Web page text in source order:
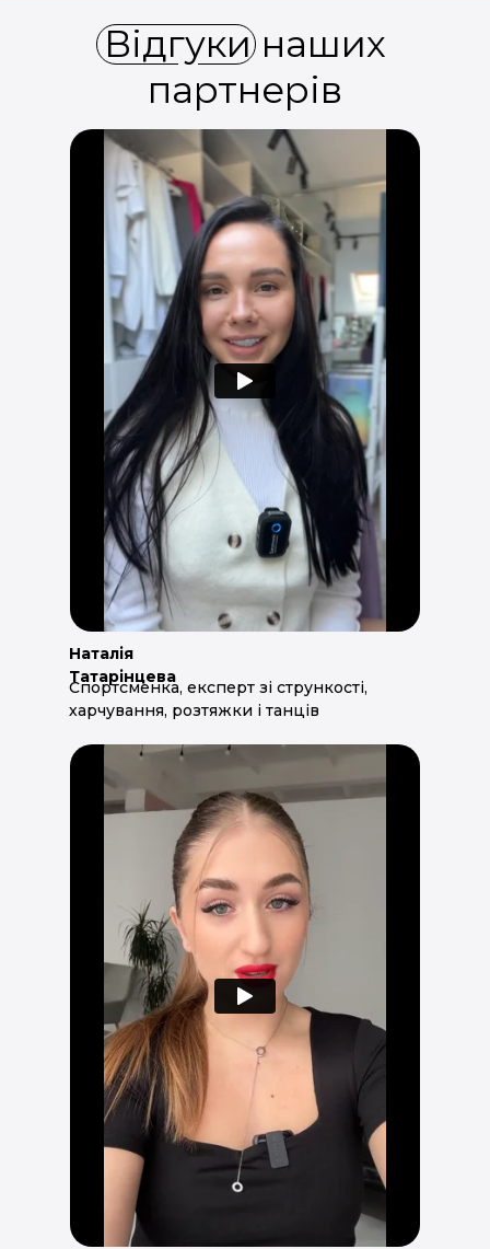
Наталія
Татарінцева
Спортсменка, експерт зі стрункості,
харчування, розтяжки і танців
Відгуки наших
партнерів